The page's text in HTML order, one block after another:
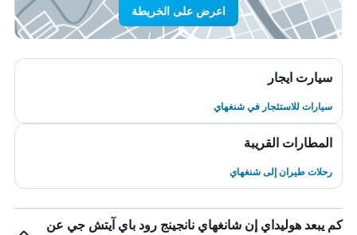
اعرض على الخريطة
سيارت ايجار
سيارات للاستئجار في شنغهاي
المطارات القريبة
رحلات طيران إلى شنغهاي
كم يبعد هوليداي إن شانغهاي نانجينج رود باي آيتش جي عن